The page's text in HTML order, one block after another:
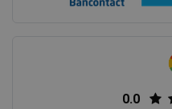
0.0